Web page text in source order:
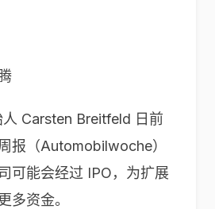
Carsten Breitfeld 日前
报（Automobilwoche）
可能会经过 IPO，为扩展
多资金。